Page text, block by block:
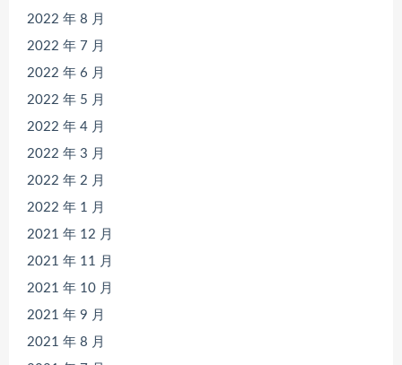
2022 年 8 月
2022 年 7 月
2022 年 6 月
2022 年 5 月
2022 年 4 月
2022 年 3 月
2022 年 2 月
2022 年 1 月
2021 年 12 月
2021 年 11 月
2021 年 10 月
2021 年 9 月
2021 年 8 月